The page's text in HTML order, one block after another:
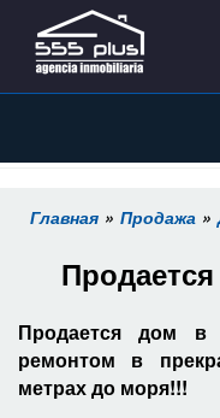
Главная Продажа
Продается дом в
ремонтом в
метрах до моря!!!